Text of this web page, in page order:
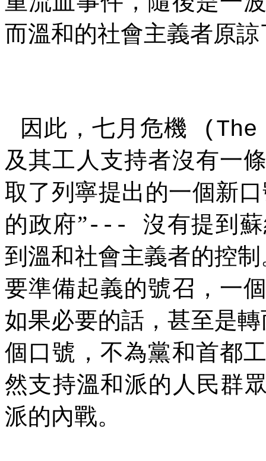
而溫和的社會主義者原
因此，七月危機
及其工人支持者沒有一
取了列寧提出的一個新
的政府”--- 沒有提到
到溫和社會主義者的控制
要準備起義的號召，一
如果必要的話，甚至是
個口號，不為黨和首都
然支持溫和派的人民群
派的內戰。